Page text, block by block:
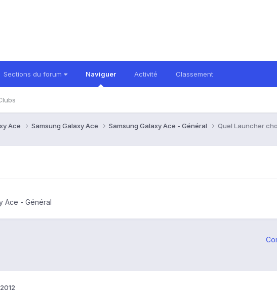
Sections du forum Naviguer Activité Classement
Ace Samsung Galaxy Ace Samsung Galaxy Ace - Général Quel Launcher
Ace - Général